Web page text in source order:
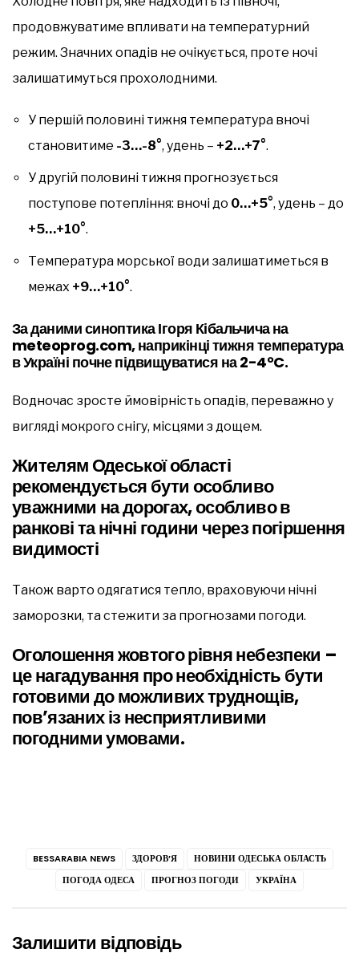
продовжуватиме впливати на температурний
режим. Значних опадів не очікується, проте ночі
залишатимуться прохолодними.
У першій половині тижня температура вночі
становитиме -3…-8°, удень – +2…+7°.
У другій половині тижня прогнозується
поступове потепління: вночі до 0…+5°, удень – до
+5…+10°.
Температура морської води залишатиметься в
межах +9…+10°.
За даними синоптика Ігоря Кібальчича на
meteoprog.com, наприкінці тижня температура
в Україні почне підвищуватися на2-4°C.
Водночас зросте ймовірність опадів, переважно у
вигляді мокрого снігу, місцями з дощем.
Жителям Одеської області
рекомендується бути особливо
уважними на дорогах, особливо в
ранкові та нічні години через погіршення
видимості
Також варто одягатися тепло, враховуючи нічні
заморозки, та стежити за прогнозами погоди.
Оголошення жовтого рівня небезпеки –
це нагадування про необхідність бути
готовими до можливих труднощів,
пов’язаних із несприятливими
погодними умовами.
BESSARABIA NEWS ЗДОРОВ’Я
НОВИНИ ОДЕСЬКА ОБЛАСТЬ
ПОГОДА ОДЕСА
ПРОГНОЗ ПОГОДИ УКРАЇНА
Залишити відповідь